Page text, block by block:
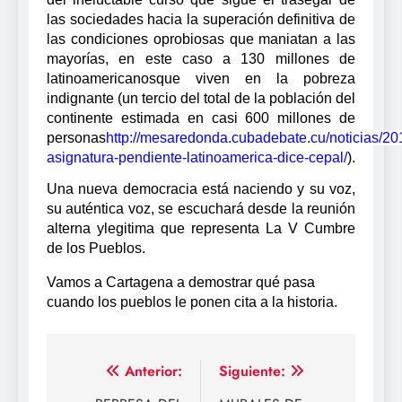
las sociedades hacia la superación definitiva de
las condiciones oprobiosas que maniatan a las
mayorías, en este caso a 130 millones de
latinoamericanosque viven en la pobreza
indignante (un tercio del total de la población del
continente estimada en casi 600 millones de
personashttp://mesaredonda.cubadebate.cu/noticias/
asignatura-pendiente-latinoamerica-dice-cepal/).
Una nueva democracia está naciendo y su voz,
su auténtica voz, se escuchará desde la reunión
alterna ylegitima que representa La V Cumbre
de los Pueblos.
Vamos a Cartagena a demostrar qué pasa
cuando los pueblos le ponen cita a la historia.
Navegación
Anterior:
Siguiente: